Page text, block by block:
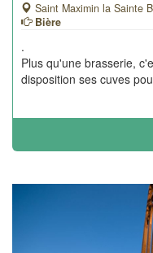
Saint Maximin la Sainte
Bière
.
Plus qu'une brasserie,
disposition ses cuves